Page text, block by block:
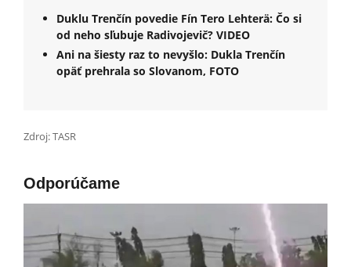
Duklu Trenčín povedie Fín Tero Lehterä: Čo si
od neho sľubuje Radivojevič? VIDEO
Ani na šiesty raz to nevyšlo: Dukla Trenčín
opäť prehrala so Slovanom, FOTO
Zdroj: TASR
Odporúčame